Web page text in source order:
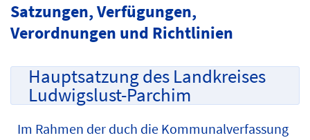
Satzungen, Verfügungen,
Verordnungen und Richtlinien
Hauptsatzung des Landkreises
Ludwigslust-Parchim
Im Rahmen der duch die Kommunalverfassung